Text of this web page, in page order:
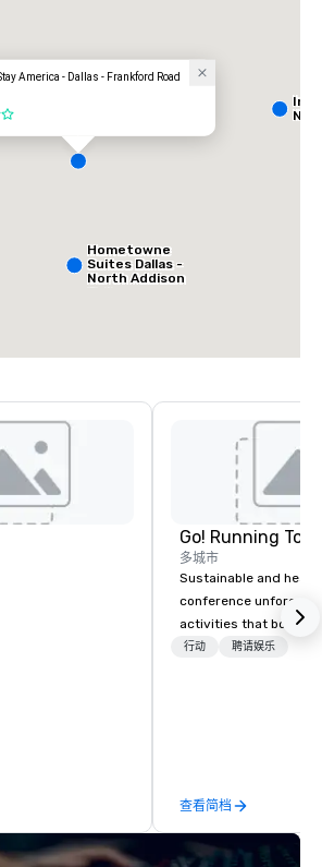
America - Dallas - Frankford Road
Hyatt Place
Dallas North
Hometowne
Suites Dallas -
North Addison
Sonesta
Simply Suites
Dallas Galleria
Embassy
Hilton Dallas
Go! Running
多城市
Sustainable and
conference
activities that boost
lower carbon
行动 聘请娱乐
查看简档